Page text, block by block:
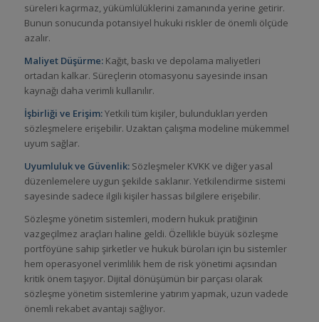
süreleri kaçırmaz, yükümlülüklerini zamanında yerine getirir.
Bunun sonucunda potansiyel hukuki riskler de önemli ölçüde
azalır.
Maliyet Düşürme:Kağıt, baskı ve depolama maliyetleri
ortadan kalkar. Süreçlerin otomasyonu sayesinde insan
kaynağı daha verimli kullanılır.
İşbirliği ve Erişim:Yetkili tüm kişiler, bulundukları yerden
sözleşmelere erişebilir. Uzaktan çalışma modeline mükemmel
uyum sağlar.
Uyumluluk ve Güvenlik:Sözleşmeler KVKK ve diğer yasal
düzenlemelere uygun şekilde saklanır. Yetkilendirme sistemi
sayesinde sadece ilgili kişiler hassas bilgilere erişebilir.
Sözleşme yönetim sistemleri, modern hukuk pratiğinin
vazgeçilmez araçları haline geldi. Özellikle büyük sözleşme
portföyüne sahip şirketler ve hukuk büroları için bu sistemler
hem operasyonel verimlilik hem de risk yönetimi açısından
kritik önem taşıyor. Dijital dönüşümün bir parçası olarak
sözleşme yönetim sistemlerine yatırım yapmak, uzun vadede
önemli rekabet avantajı sağlıyor.